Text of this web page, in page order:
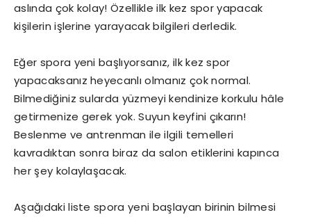
aslında çok kolay! Özellikle ilk kez spor yapacak
kişilerin işlerine yarayacak bilgileri derledik.
Eğer spora yeni başlıyorsanız, ilk kez spor
yapacaksanız heyecanlı olmanız çok normal.
Bilmediğiniz sularda yüzmeyi kendinize korkulu hâle
getirmenize gerek yok. Suyun keyfini çıkarın!
Beslenme ve antrenman ile ilgili temelleri
kavradıktan sonra biraz da salon etiklerini kapınca
her şey kolaylaşacak.
Aşağıdaki liste spora yeni başlayan birinin bilmesi